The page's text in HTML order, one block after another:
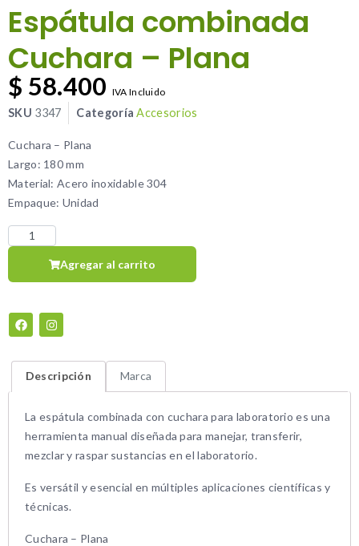
Espátula combinada
Cuchara – Plana
$ 58.400 IVA Incluido
SKU 3347 Categoría Accesorios
Cuchara – Plana
Largo: 180 mm
Material: Acero inoxidable 304
Empaque: Unidad
Agregar al carrito
Descripción Marca
La espátula combinada con cuchara para laboratorio es una
herramienta manual diseñada para manejar, transferir,
mezclar y raspar sustancias en el laboratorio.
Es versátil y esencial en múltiples aplicaciones científicas y
técnicas.
Cuchara – Plana